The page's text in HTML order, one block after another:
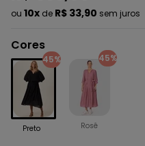
ou 10x de R$ 33,90 sem juros
Cores
45%
Preto
45%
Rosê